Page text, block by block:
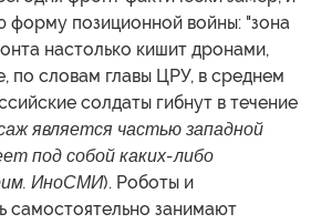
позиционной войны: "зона
настолько кишит дронами,
по словам главы ЦРУ, в среднем
солдаты гибнут в течение
является частью западной
под собой каких-либо
ИноСМИ). Роботы и
самостоятельно занимают